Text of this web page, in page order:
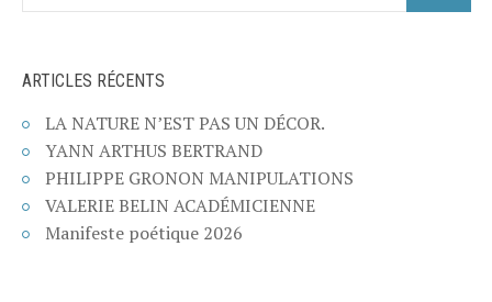
ARTICLES RÉCENTS
LA NATURE N’EST PAS UN DÉCOR.
YANN ARTHUS BERTRAND
PHILIPPE GRONON MANIPULATIONS
VALERIE BELIN ACADÉMICIENNE
Manifeste poétique 2026